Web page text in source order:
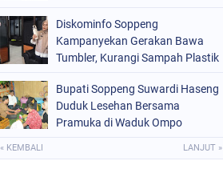
Diskominfo Soppeng
Kampanyekan Gerakan Bawa
Tumbler, Kurangi Sampah Plastik
Bupati Soppeng Suwardi Haseng
Duduk Lesehan Bersama
Pramuka di Waduk Ompo
« KEMBALI LANJUT »